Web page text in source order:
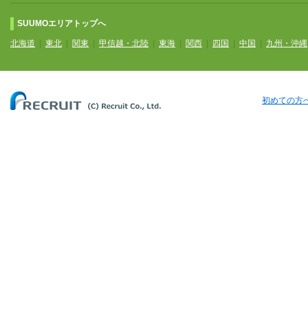
SUUMOエリアトップへ
北海道 東北 関東 甲信越・北陸 東海 関西 四国 中国 九州・沖縄
初めての方